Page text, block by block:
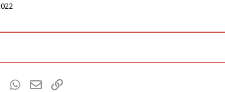
Tumblr WhatsApp
E-postaLink